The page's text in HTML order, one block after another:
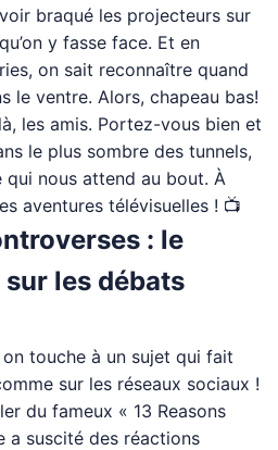
braqué les projecteurs sur
y fasse face. Et en
on sait reconnaître quand
le ventre. Alors, chapeau bas!
les amis. Portez-vous bien et
le plus sombre des tunnels,
qui nous attend au bout. À
aventures télévisuelles ! 📺
: le
les débats
touche à un sujet qui fait
sur les réseaux sociaux !
du fameux « 13 Reasons
a suscité des réactions